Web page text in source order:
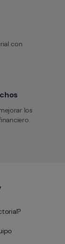
con
los